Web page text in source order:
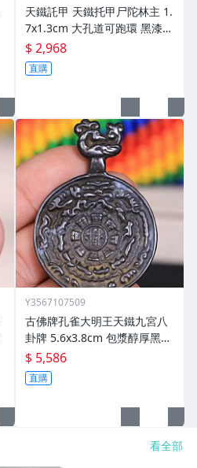
天鐵託甲 天鐵托甲尸陀林主 1.
7x1.3cm 大孔道可跑環 黑漆古
皮殼
$ 2,968
直購
Y3567107509
古佛牌孔雀大明王天鐵九宮八
卦牌 5.6x3.8cm 包漿醇厚黑漆
古皮殼
$ 5,586
直購
看全部